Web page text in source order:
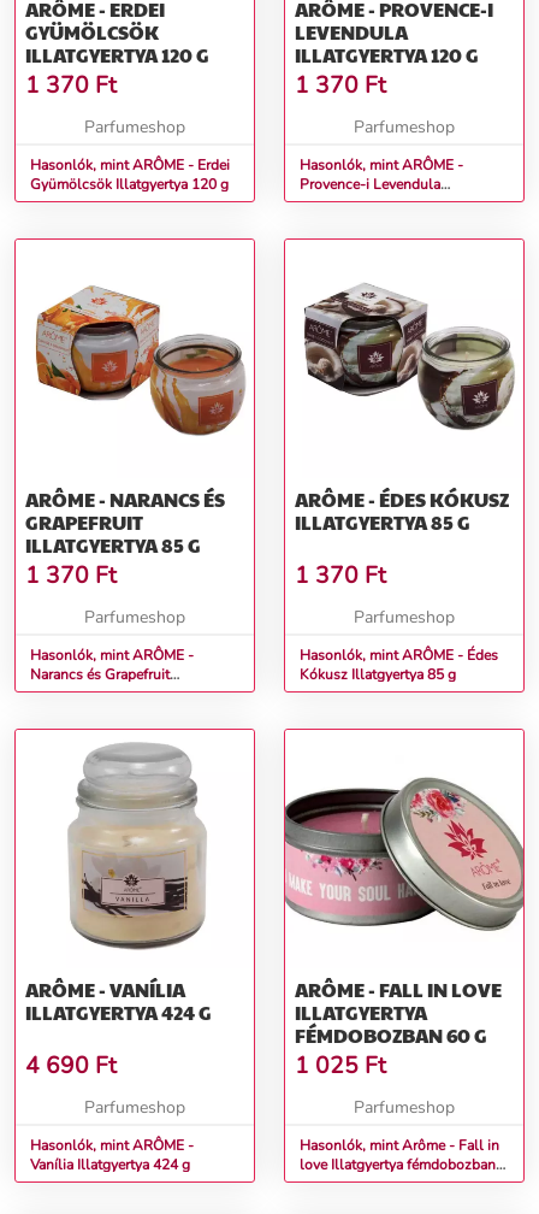
ARÔME - ERDEI
GYÜMÖLCSÖK
ILLATGYERTYA 120 G
1 370 Ft
Parfumeshop
Hasonlók, mint ARÔME - Erdei
Gyümölcsök Illatgyertya 120 g
ARÔME - PROVENCE-I
LEVENDULA
ILLATGYERTYA 120 G
1 370 Ft
Parfumeshop
Hasonlók, mint ARÔME -
Provence-i Levendula
Illatgyertya 120 g
ARÔME - NARANCS ÉS
GRAPEFRUIT
ILLATGYERTYA 85 G
1 370 Ft
Parfumeshop
Hasonlók, mint ARÔME -
Narancs és Grapefruit
Illatgyertya 85 g
ARÔME - ÉDES KÓKUSZ
ILLATGYERTYA 85 G
1 370 Ft
Parfumeshop
Hasonlók, mint ARÔME - Édes
Kókusz Illatgyertya 85 g
ARÔME - VANÍLIA
ILLATGYERTYA 424 G
4 690 Ft
Parfumeshop
Hasonlók, mint ARÔME -
Vanília Illatgyertya 424 g
ARÔME - FALL IN LOVE
ILLATGYERTYA
FÉMDOBOZBAN 60 G
1 025 Ft
Parfumeshop
Hasonlók, mint Arôme - Fall in
love Illatgyertya fémdobozban
60 g